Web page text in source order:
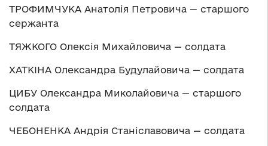
ТРОФИМЧУКА Анатолія Петровича — старшого
сержанта
ТЯЖКОГО Олексія Михайловича — солдата
ХАТКІНА Олександра Будулайовича — солдата
ЦИБУ Олександра Миколайовича — старшого
солдата
ЧЕБОНЕНКА Андрія Станіславовича — солдата